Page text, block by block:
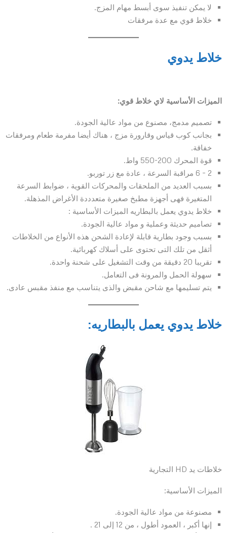
لا يمكن تنفيذ سوى أبسط مهام المزج.
خلاط قوي مع عدة مرفقات
خلاط يدوي
الميزات الأساسية لاي خلاط قوي:
تصميم مدمج، مصنوع من مواد عالية الجودة.
بجانب كوب قياس وقارورة مزج ، هناك أيضا مفرمة طعام ومرفقات
خفاقة.
قوة المحرك 200-550 واط.
2 – 6 مراقبة السرعة ، عادة مع زر توربو.
بسبب العديد من الملحقات والمحركات القوية ، ضوابط السرعة
المتغيرة فهى أجهزة مطبخ صغيرة متعدددة الأغراض المذهلة.
خلاط يدوي يعمل بالبطاريه الميزات الأساسية :
تصاميم حديثة وعملية و مواد عالية الجودة.
بسبب وجود بطارية قابلة لإعادة الشحن هذه الأنواع من الخلاطات
أثقل من تلك التى تحتوى على أسلاك كهربائية.
تقريبا 20 دقيقة من وقت التشغيل على شحنة واحدة.
سهولة الحمل والمرونة فى التعامل.
يتم تسليمها مع شاحن مقبض والذى يتناسب مع منفذ مقبس عادى.
خلاط يدوي يعمل بالبطاريه:
خلاطات يد HD التجارية
الميزات الأساسية:
مصنوعة من مواد عالية الجودة.
إنها أكبر ، العمود أطول ، من 12 إلى 21 .